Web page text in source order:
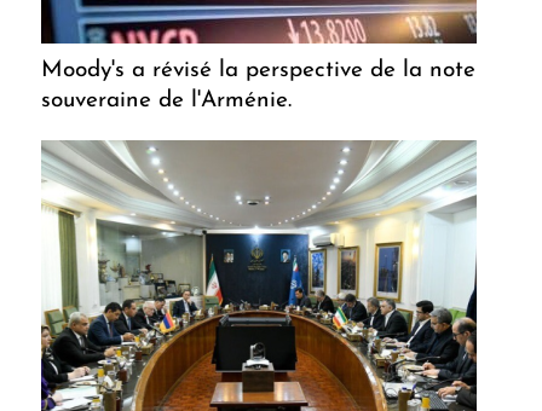
Moody's a révisé la perspective de la note
souveraine de l'Arménie.